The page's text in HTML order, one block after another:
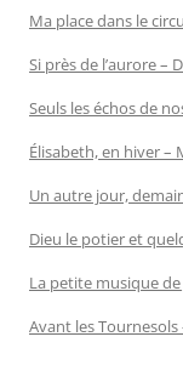
Ma place dans le
Si près de l’aurore –
Seuls les échos de
Élisabeth, en hiver –
Un autre jour,
Dieu le potier et
La petite musique de
Avant les Tournesols